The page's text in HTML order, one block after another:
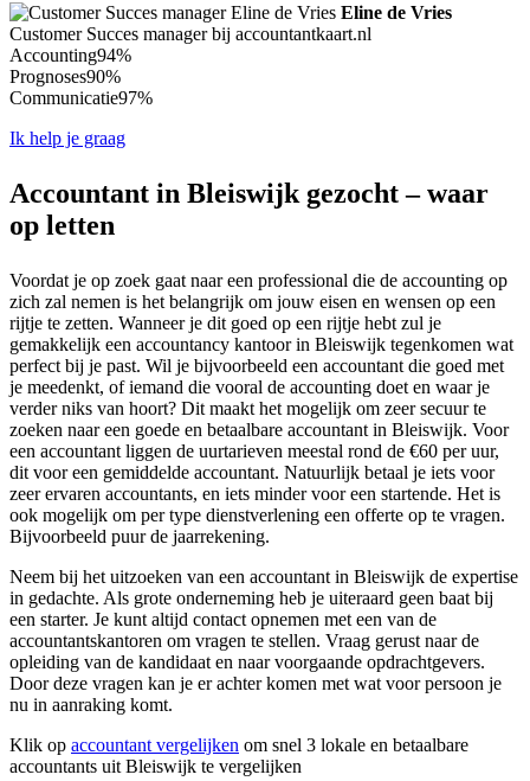
Eline de Vries
Customer Succes manager bij accountantkaart.nl
Accounting94%
Prognoses90%
Communicatie97%
Ik help je graag
Accountant in Bleiswijk gezocht – waar
op letten
Voordat je op zoek gaat naar een professional die de accounting op
zich zal nemen is het belangrijk om jouw eisen en wensen op een
rijtje te zetten. Wanneer je dit goed op een rijtje hebt zul je
gemakkelijk een accountancy kantoor in Bleiswijk tegenkomen wat
perfect bij je past. Wil je bijvoorbeeld een accountant die goed met
je meedenkt, of iemand die vooral de accounting doet en waar je
verder niks van hoort? Dit maakt het mogelijk om zeer secuur te
zoeken naar een goede en betaalbare accountant in Bleiswijk. Voor
een accountant liggen de uurtarieven meestal rond de €60 per uur,
dit voor een gemiddelde accountant. Natuurlijk betaal je iets voor
zeer ervaren accountants, en iets minder voor een startende. Het is
ook mogelijk om per type dienstverlening een offerte op te vragen.
Bijvoorbeeld puur de jaarrekening.
Neem bij het uitzoeken van een accountant in Bleiswijk de expertise
in gedachte. Als grote onderneming heb je uiteraard geen baat bij
een starter. Je kunt altijd contact opnemen met een van de
accountantskantoren om vragen te stellen. Vraag gerust naar de
opleiding van de kandidaat en naar voorgaande opdrachtgevers.
Door deze vragen kan je er achter komen met wat voor persoon je
nu in aanraking komt.
Klik op accountant vergelijken om snel 3 lokale en betaalbare
accountants uit Bleiswijk te vergelijken